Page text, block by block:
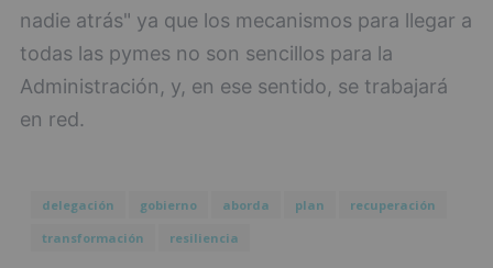
nadie atrás" ya que los mecanismos para llegar a
todas las pymes no son sencillos para la
Administración, y, en ese sentido, se trabajará
en red.
delegación gobierno aborda plan
recuperación
transformación
resiliencia